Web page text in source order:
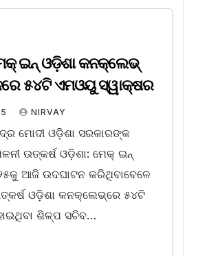
ଇନ୍ ଓଡ଼ିଶା କନକ୍ଲେଭ୍
୫୪ଟି ଏମଓୟୁ ସ୍ୱାକ୍ଷର
NIRVAY
ମୋଦୀ ଓଡ଼ିଶା ସରକାରଙ୍କ
ଉତ୍କର୍ଷ ଓଡ଼ିଶା: ମେକ୍ ଇନ୍
ଆଜି ଉଦଘାଟନ କରିଥିବାବେଳେ
ଓଡ଼ିଶା କନକ୍ଲେଭ୍‌ରେ ୫୪ଟି
ଶିଳ୍ପ ସଚିବ…